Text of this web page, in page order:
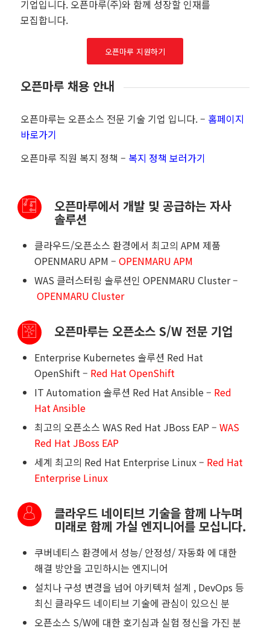
기업입니다. 오픈마루(주)와 함께 성장할 인재를
모집합니다.
오픈마루 지원하기
오픈마루 채용 안내
오픈마루는 오픈소스 전문 기술 기업 입니다. – 홈페이지
바로가기
오픈마루 직원 복지 정책 – 복지 정책 보러가기
오픈마루에서 개발 및 공급하는 자사
솔루션
클라우드/오픈소스 환경에서 최고의 APM 제품
OPENMARU APM – OPENMARU APM
WAS 클러스터링 솔루션인 OPENMARU Cluster –
OPENMARU Cluster
오픈마루는 오픈소스 S/W 전문 기업
Enterprise Kubernetes 솔루션 Red Hat
OpenShift – Red Hat OpenShift
IT Automation 솔루션 Red Hat Ansible – Red
Hat Ansible
최고의 오픈소스 WAS Red Hat JBoss EAP – WAS
Red Hat JBoss EAP
세계 최고의 Red Hat Enterprise Linux – Red Hat
Enterprise Linux
클라우드 네이티브 기술을 함께 나누며
미래로 함께 가실 엔지니어를 모십니다.
쿠버네티스 환경에서 성능/ 안정성/ 자동화 에 대한
해결 방안을 고민하시는 엔지니어
설치나 구성 변경을 넘어 아키텍처 설계 , DevOps 등
최신 클라우드 네이티브 기술에 관심이 있으신 분
오픈소스 S/W에 대한 호기심과 실험 정신을 가진 분